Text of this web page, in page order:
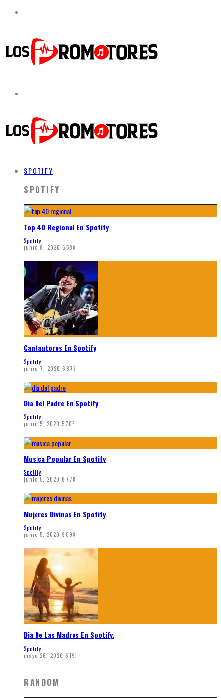
SPOTIFY
SPOTIFY
Top 40 Regional En Spotify
Spotify
junio 8, 2020 6588
Cantautores En Spotify
Spotify
junio 7, 2020 6872
Dia Del Padre En Spotify
Spotify
junio 5, 2020 5705
Musica Popular En Spotify
Spotify
junio 5, 2020 8778
Mujeres Divinas En Spotify
Spotify
junio 5, 2020 9093
Dia De Las Madres En Spotify.
Spotify
mayo 26, 2020 6191
RANDOM